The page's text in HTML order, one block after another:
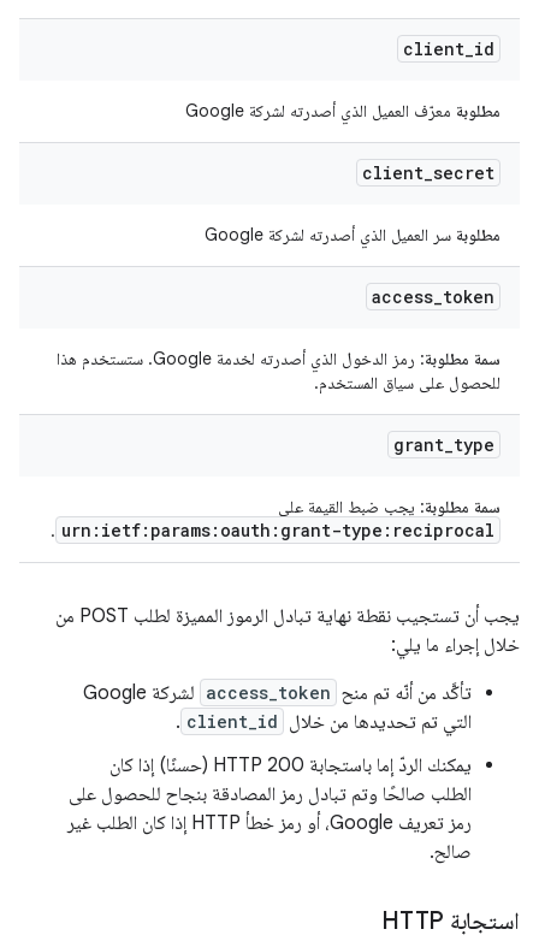
client_id
مطلوبة معرّف العميل الذي أصدرته لشركة Google
client_secret
مطلوبة سر العميل الذي أصدرته لشركة Google
access_token
سمة مطلوبة
: رمز الدخول الذي أصدرته لخدمة Google. ستستخدم هذا
للحصول على سياق المستخدم.
grant_type
سمة مطلوبة: يجب ضبط القيمة على
urn:ietf:params:oauth:grant-type:reciprocal
.
يجب أن تستجيب نقطة نهاية تبادل الرموز المميزة لطلب POST من
خلال إجراء ما يلي:
تأكَّد من أنّه تم منح access_token
لشركة Google
التي تم تحديدها من خلال client_id
.
يمكنك الردّ إما باستجابة HTTP 200 (حسنًا) إذا كان
الطلب صالحًا وتم تبادل رمز المصادقة بنجاح للحصول على
رمز تعريف Google، أو رمز خطأ HTTP إذا كان الطلب غير
صالح.
استجابة HTTP